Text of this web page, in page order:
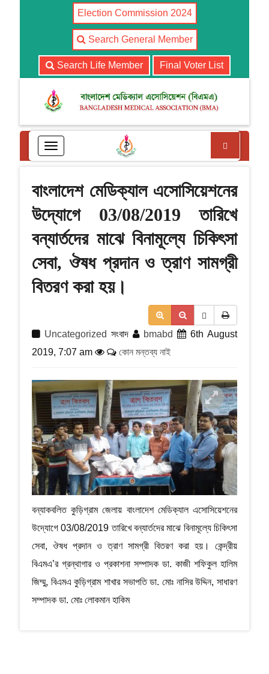
Election Commission 2024
Search General Member
Search Life Member Final Voter List
T
o
l
n
v
g
t
বাংলাদেশ মেডিক্যাল এসোসিয়েশনের
উদ্যোগে 03/08/2019 তারিখে
বন্যার্তদের মাঝে বিনামূল্যে চিকিৎসা
সেবা, ঔষধ প্রদান ও ত্রাণ সামগ্রী
বিতরণ করা হয়।
Uncategorized সংবাদ bmabd
6th August
2019, 7:07 am
কোন মন্তব্য নাই
বন্যাকবলিত কুড়িগ্রাম জেলায় বাংলাদেশ মেডিক্যাল এসোসিয়েশনের
উদ্যোগে 03/08/2019 তারিখে বন্যার্তদের মাঝে বিনামূল্যে চিকিৎসা
সেবা, ঔষধ প্রদান ও ত্রাণ সামগ্রী বিতরণ করা হয়। কেন্দ্রীয়
বিএমএ’র গ্রন্থাগার ও প্রকাশনা সম্পাদক ডা. কাজী শফিকুল হালিম
জিম্মু, বিএমএ কুড়িগ্রাম শাখার সভাপতি ডা. মোঃ নাসির উদ্দিন, সাধারণ
সম্পাদক ডা. মোঃ লোকমান হাকিম